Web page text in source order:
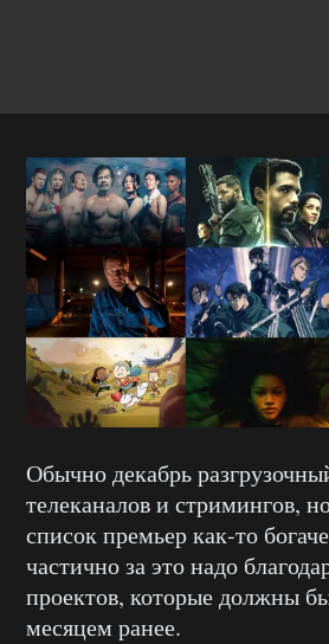
Обычно декабрь
телеканалов и стримингов,
список премьер как-то
частично за это надо
проектов, которые должны
месяцем ранее.